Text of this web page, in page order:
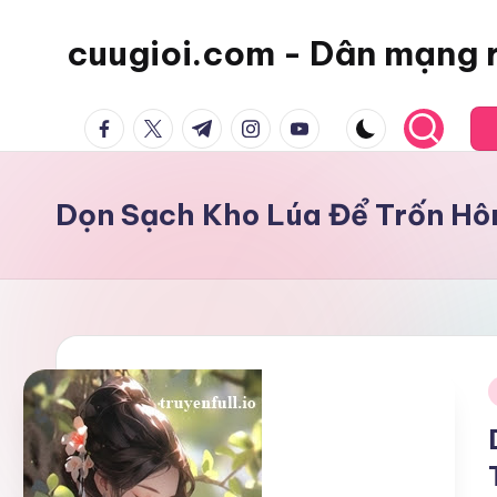
cuugioi.com - Dân mạng
facebook.com
twitter.com
t.me instagram.com
youtube.com
Dọn Sạch Kho Lúa Để Trốn